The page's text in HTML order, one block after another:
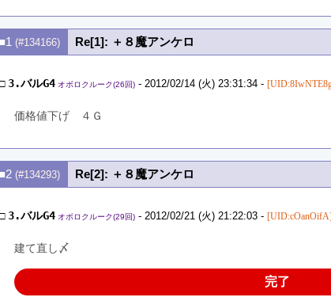
■1 (#134166)
Re[1]: ＋８魔アンケロ
3.バルG4 オボロクルーク(26回)- 2012/02/14 (火) 23:31:34 -
価格値下げ　４Ｇ
■2 (#134293)
Re[2]: ＋８魔アンケロ
3.バルG4 オボロクルーク(29回)- 2012/02/21 (火) 21:22:03 - [UID:cOanOifA]
建て直し〆
完了